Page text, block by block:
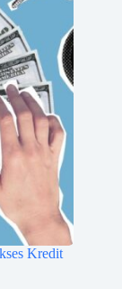
Kredit